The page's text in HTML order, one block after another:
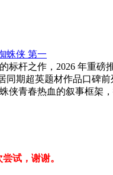
蛛侠 第一
标杆之作，2026 年重
同期超英题材作品口碑
侠青春热血的叙事框架
试，谢谢。